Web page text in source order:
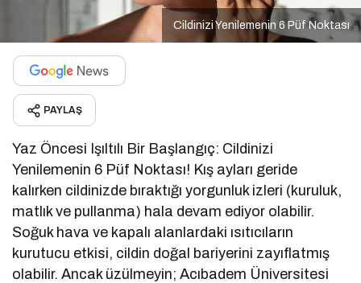
Cildinizi Yenilemenin 6 Püf Noktası
PAYLAŞ
Yaz Öncesi Işıltılı Bir Başlangıç: Cildinizi
Yenilemenin 6 Püf Noktası! Kış ayları geride
kalırken cildinizde bıraktığı yorgunluk izleri (kuruluk,
matlık ve pullanma) hala devam ediyor olabilir.
Soğuk hava ve kapalı alanlardaki ısıtıcıların
kurutucu etkisi, cildin doğal bariyerini zayıflatmış
olabilir. Ancak üzülmeyin; Acıbadem Üniversitesi